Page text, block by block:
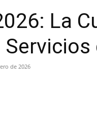
La
de 2026